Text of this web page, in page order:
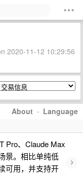
2020-11-12 10:29:56
About · Language
Pro、Claude Max
景。相比单纯低
可用，并支持开
›